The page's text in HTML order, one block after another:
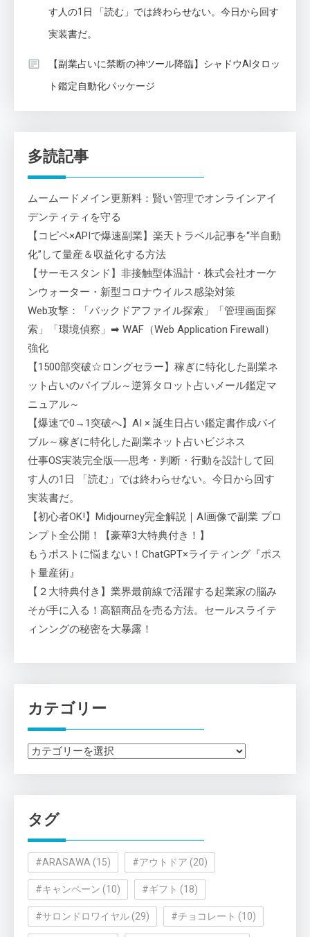
す人の1日 「読む」では終わらせない。今日から回す
実装書だ。
【副業占いに禁断の神ツール降臨】シャドウAIタロッ
ト鑑定自動化パッケージ
多読記事
ムームードメイン更新料：賢い管理でオンラインアイ
デンティティを守る
【コピペ×APIで爆速副業】楽天トラベル記事を“半自動
化”して量産＆収益化する方法
【サーモスタンド】非接触型体温計・株式会社オーケ
ンウォーター・新型コロナウイルス感染対策
Web攻撃：「バックドアファイル探索」「管理画面探
索」「環境偵察」➡ WAF（Web Application Firewall）
強化
【1500部突破☆ロングセラー】稼ぎに特化した副業ネ
ット占いのバイブル～逆算タロット占いメール鑑定マ
ニュアル～
【爆速で0→1突破へ】AI × 誕生日占い鑑定書作成バイ
ブル～稼ぎに特化した副業ネット占いビジネス
仕事OS実装完全版──思考・判断・行動を設計して回
す人の1日 「読む」では終わらせない。今日から回す
実装書だ。
【初心者OK!】Midjourney完全解説｜AI画像で副業 プロ
ンプト全公開！【豪華3大特典付き！】
もうポストに悩まない！ChatGPT×ライティング『ポス
ト量産術』
【２大特典付き】業界最前線で活躍する起業家の脳み
そが手に入る！高額商品を売る方法。セールスライテ
ィンングの秘密を大暴露！
カテゴリー
カ
ー
タグ
#ARASAWA (15) #アウトドア (20)
#キャンペーン (10) #ギフト (18)
#サロンドロワイヤル (29) #チョコレート (10)